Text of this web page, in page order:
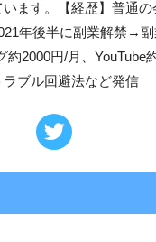
ます。【経歴】普通の
年後半に副業解禁→
約2000円/月、YouTube
ブル回避法など発信